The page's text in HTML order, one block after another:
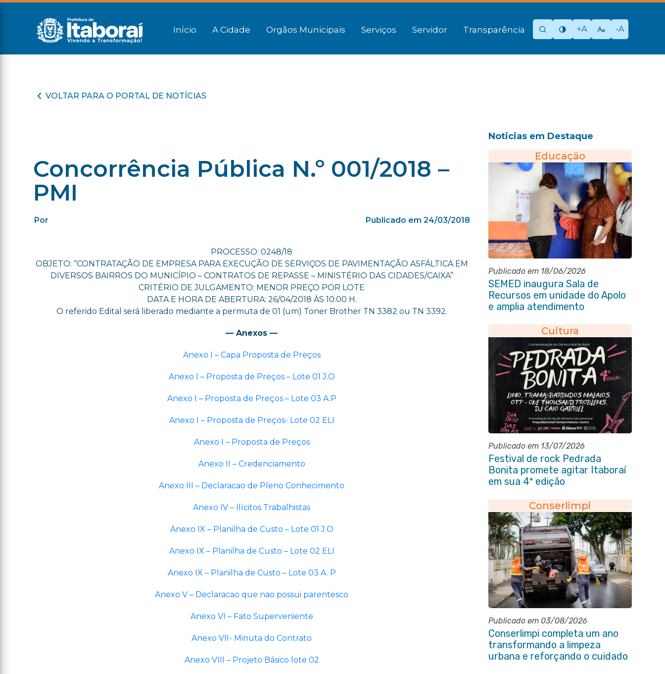
Início A Cidade Orgãos Municipais Serviços Servidor Transparência +A -A
VOLTAR PARA O PORTAL DE NOTÍCIAS
Concorrência Pública N.º 001/2018 –
PMI
Por Publicado em 24/03/2018
PROCESSO: 0248/18
OBJETO: “CONTRATAÇÃO DE EMPRESA PARA EXECUÇÃO DE SERVIÇOS DE PAVIMENTAÇÃO ASFÁLTICA EM
DIVERSOS BAIRROS DO MUNICÍPIO – CONTRATOS DE REPASSE – MINISTÉRIO DAS CIDADES/CAIXA”
CRITÉRIO DE JULGAMENTO: MENOR PREÇO POR LOTE
DATA E HORA DE ABERTURA: 26/04/2018 ÀS 10:00 H.
O referido Edital será liberado mediante a permuta de 01 (um) Toner Brother TN 3382 ou TN 3392.
— Anexos —
Anexo I – Capa Proposta de Preços
Anexo I – Proposta de Preços – Lote 01 J.O
Anexo I – Proposta de Preços – Lote 03 A.P
Anexo I – Proposta de Preços- Lote 02 ELI
Anexo I – Proposta de Preços
Anexo II – Credenciamento
Anexo III – Declaracao de Pleno Conhecimento
Anexo IV – Ilícitos Trabalhistas
Anexo IX – Planilha de Custo – Lote 01 J.O
Anexo IX – Planilha de Custo – Lote 02 ELI
Anexo IX – Planilha de Custo – Lote 03 A. P
Anexo V – Declaracao que nao possui parentesco
Anexo VI – Fato Superveniente
Anexo VII- Minuta do Contrato
Anexo VIII – Projeto Básico lote 02
Noticias em Destaque
Educação
Publicado em 18/06/2026
SEMED inaugura Sala de
Recursos em unidade do Apolo
e amplia atendimento
Cultura
Publicado em 13/07/2026
Festival de rock Pedrada
Bonita promete agitar Itaboraí
em sua 4ª edição
Conserlimpi
Publicado em 03/08/2026
Conserlimpi completa um ano
transformando a limpeza
urbana e reforçando o cuidado